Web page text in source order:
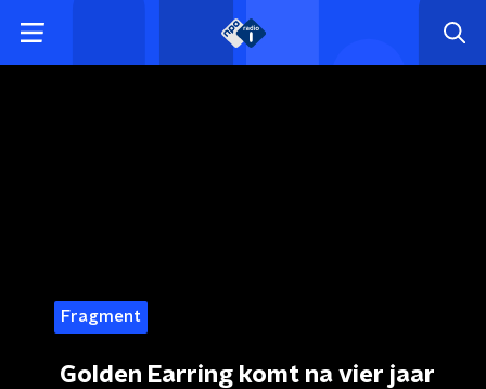
Fragment
Golden Earring komt na vier jaar